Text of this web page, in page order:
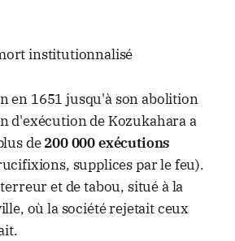
institutionnalisé
en 1651 jusqu'à son abolition
d'exécution de Kozukahara a
de200 000 exécutions
supplices par le feu).
et de tabou, situé à la
où la société rejetait ceux